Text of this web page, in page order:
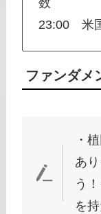
数
23:00 米
ファンダメ
・
あ
う
を